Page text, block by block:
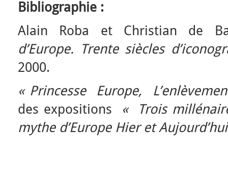
Bibliographie :
Alain Roba et Christian de
d’Europe. Trente siècles
2000.
« Princesse Europe,
des expositions « Trois
mythe d’Europe Hier et